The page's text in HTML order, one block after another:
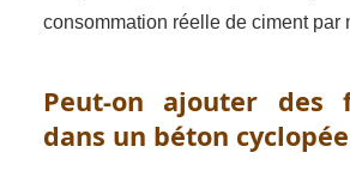
consommation réelle de ciment par
Peut-on ajouter des
dans un béton